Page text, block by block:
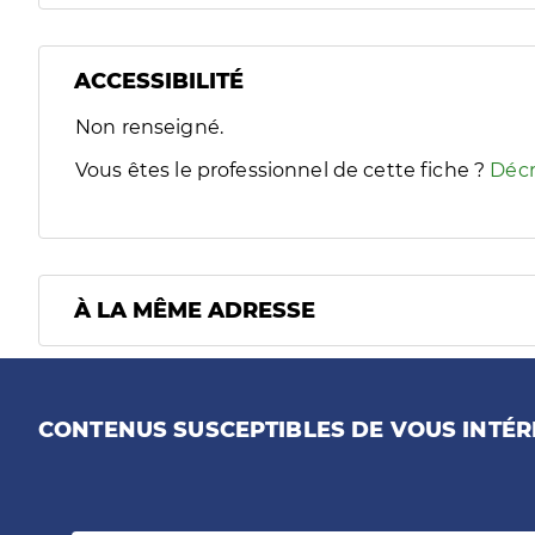
ACCESSIBILITÉ
Filtres
Sélectionnez un ou plusieurs handicaps/besoins
Non renseigné.
Vous êtes le professionnel de cette fiche ?
À LA MÊME ADRESSE
CONTENUS SUSCEPTIBLES DE VOUS